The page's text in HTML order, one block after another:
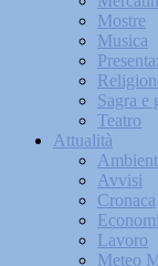
Mostre
Musica
Sagra e
Teatro
Attualità
Avvisi
Cronaca
Lavoro
Meteo